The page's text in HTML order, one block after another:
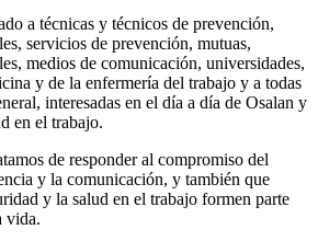
a técnicas y técnicos de prevención,
servicios de prevención, mutuas,
medios de comunicación, universidades,
y de la enfermería del trabajo y a todas
interesadas en el día a día de Osalan y
en el trabajo.
de responder al compromiso del
y la comunicación, y también que
y la salud en el trabajo formen parte
vida.